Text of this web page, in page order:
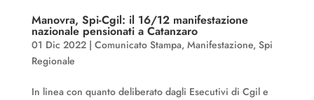
Manovra, Spi-Cgil: il 16/12 manifestazione
nazionale pensionati a Catanzaro
01 Dic 2022| Comunicato Stampa, Manifestazione, Spi
Regionale
In linea con quanto deliberato dagli Esecutivi di Cgil e